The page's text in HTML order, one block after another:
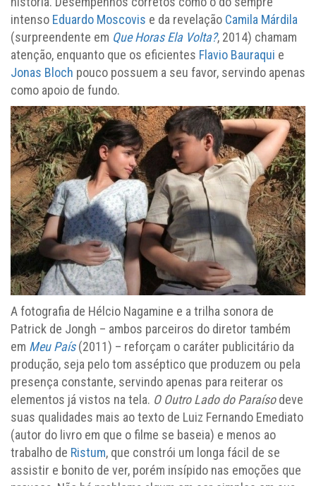
intenso Eduardo Moscovis e da revelação Camila Márdila
(surpreendente em Que Horas Ela Volta?, 2014) chamam
atenção, enquanto que os eficientes Flavio Bauraqui e
Jonas Bloch pouco possuem a seu favor, servindo apenas
como apoio de fundo.
A fotografia de Hélcio Nagamine e a trilha sonora de
Patrick de Jongh – ambos parceiros do diretor também
em Meu País(2011) – reforçam o caráter publicitário da
produção, seja pelo tom asséptico que produzem ou pela
presença constante, servindo apenas para reiterar os
elementos já vistos na tela. O Outro Lado do Paraísodeve
suas qualidades mais ao texto de Luiz Fernando Emediato
(autor do livro em que o filme se baseia) e menos ao
trabalho de Ristum, que constrói um longa fácil de se
assistir e bonito de ver, porém insípido nas emoções que